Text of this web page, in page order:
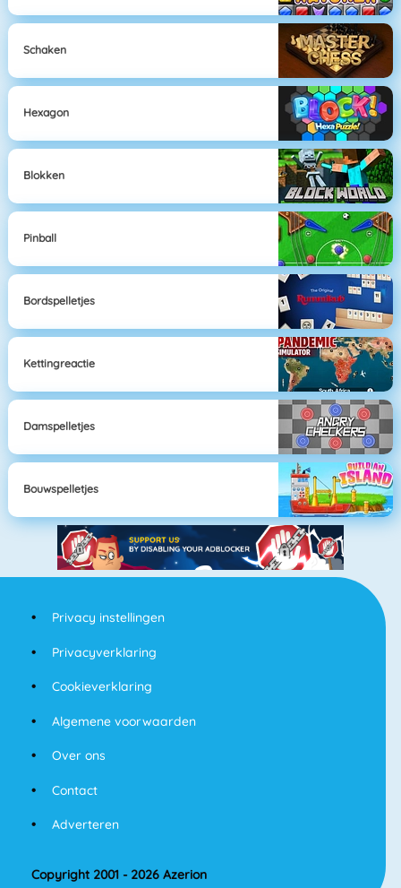
Schaken
Hexagon
Blokken
Pinball
Bordspelletjes
Kettingreactie
Damspelletjes
Bouwspelletjes
Privacy instellingen
Privacyverklaring
Cookieverklaring
Algemene voorwaarden
Over ons
Contact
Adverteren
Copyright 2001 - 2026 Azerion